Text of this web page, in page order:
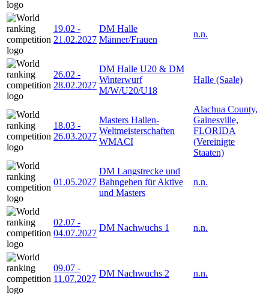
19.02 -
21.02.2027
DM Halle
Männer/Frauen
n.n.
26.02 -
28.02.2027
DM Halle U20 & DM
Winterwurf
M/W/U20/U18
Halle (Saale)
18.03 -
26.03.2027
Masters Hallen-
Weltmeisterschaften
WMACI
Alachua County,
Gainesville,
FLORIDA
(Vereinigte
Staaten)
01.05.2027
DM Langstrecke und
Bahngehen für Aktive
und Masters
n.n.
02.07 -
04.07.2027
DM Nachwuchs 1 n.n.
09.07 -
11.07.2027
DM Nachwuchs 2 n.n.